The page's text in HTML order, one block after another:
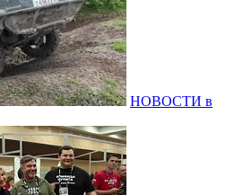
НОВОСТИ в